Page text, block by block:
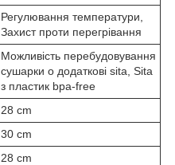
Регулювання температури,
Захист проти перегрівання
Можливість перебудовування
сушарки o додаткові sita, Sita
з пластик bpa-free
28 cm
30 cm
28 cm